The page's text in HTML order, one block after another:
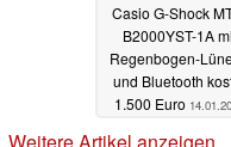
Casio G-Shock
B2000YST-1A
Regenbogen-
und Bluetooth
1.500 Euro